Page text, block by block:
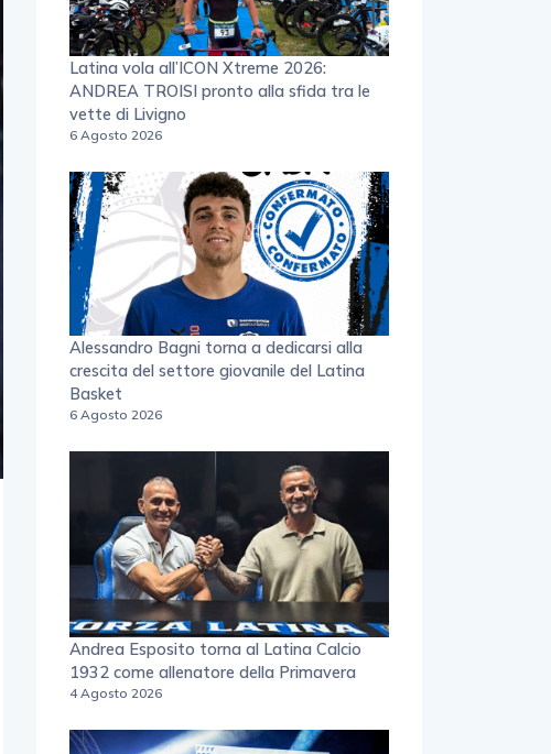
Latina vola all’ICON Xtreme 2026:
ANDREA TROISI pronto alla sfida tra le
vette di Livigno
6 Agosto 2026
Alessandro Bagni torna a dedicarsi alla
crescita del settore giovanile del Latina
Basket
6 Agosto 2026
Andrea Esposito torna al Latina Calcio
1932 come allenatore della Primavera
4 Agosto 2026